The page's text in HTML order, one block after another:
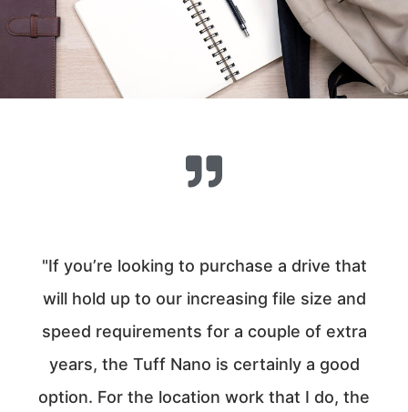
"If you’re looking to purchase a drive that
will hold up to our increasing file size and
speed requirements for a couple of extra
years, the Tuff Nano is certainly a good
option. For the location work that I do, the